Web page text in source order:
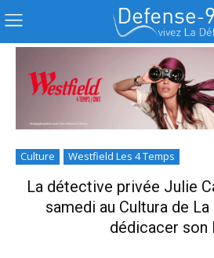
Culture Westfield Les 4 Temps
La détective privée Julie
samedi au Cultura de
dédicacer son